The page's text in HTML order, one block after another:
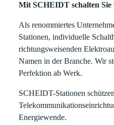
Mit SCHEIDT schalten
Als renommiertes
Stationen, individuelle
richtungsweisenden
Namen in der Branche. Wir
Perfektion ab Werk.
SCHEIDT-Stationen
Energiewende.